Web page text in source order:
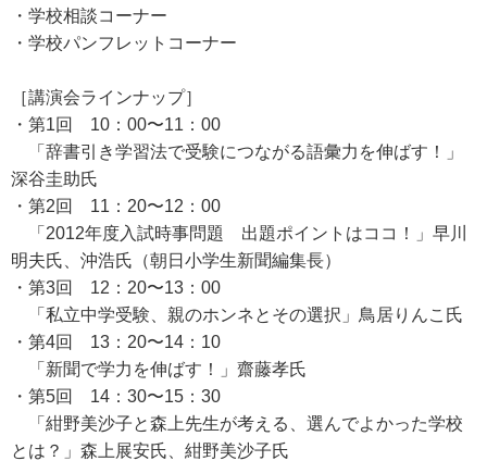
・学校相談コーナー
・学校パンフレットコーナー
［講演会ラインナップ］
・第1回 10：00〜11：00
「辞書引き学習法で受験につながる語彙力を伸ばす！」
深谷圭助氏
・第2回 11：20〜12：00
「2012年度入試時事問題 出題ポイントはココ！」早川
明夫氏、沖浩氏（朝日小学生新聞編集長）
・第3回 12：20〜13：00
「私立中学受験、親のホンネとその選択」鳥居りんこ氏
・第4回 13：20〜14：10
「新聞で学力を伸ばす！」齋藤孝氏
・第5回 14：30〜15：30
「紺野美沙子と森上先生が考える、選んでよかった学校
とは？」森上展安氏、紺野美沙子氏